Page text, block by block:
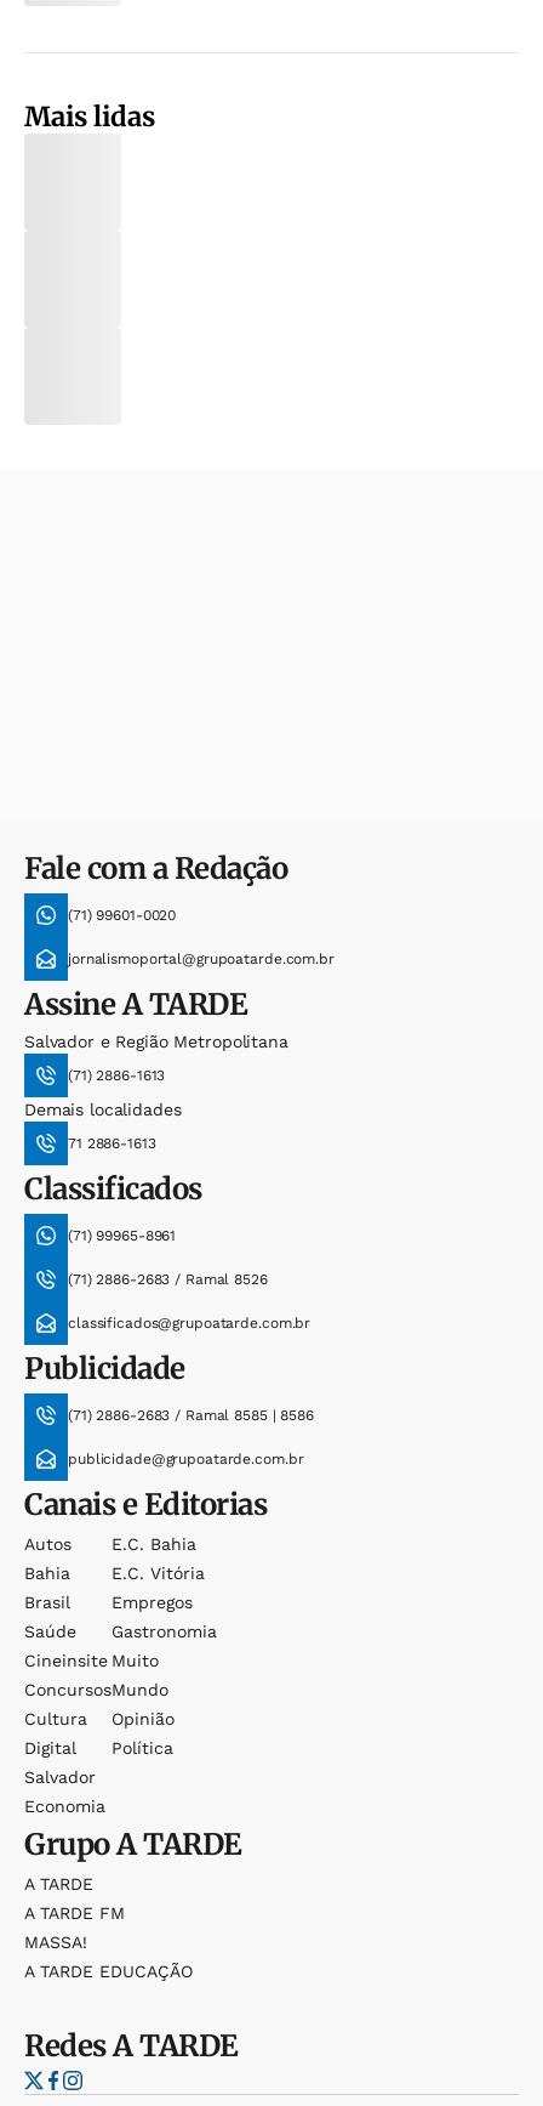
Mais lidas
Fale com a Redação
(71) 99601-0020
jornalismoportal@grupoatarde.com.br
AssineA TARDE
Salvador e Região Metropolitana
(71) 2886-1613
Demais localidades
71 2886-1613
Classificados
(71) 99965-8961
(71) 2886-2683 / Ramal 8526
classificados@grupoatarde.com.br
Publicidade
(71) 2886-2683 / Ramal 8585 | 8586
publicidade@grupoatarde.com.br
Canais e Editorias
Autos
Bahia
Brasil
Saúde
Cineinsite
Concursos
Cultura
Digital
Salvador
Economia
E.c. Bahia
E.c. Vitória
Empregos
Gastronomia
Muito
Mundo
Opinião
Política
GrupoA TARDE
A TARDE
A TARDE FM
MASSA!
A TARDE EDUCAÇÃO
RedesA TARDE